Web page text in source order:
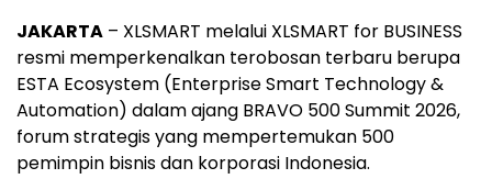
JAKARTA – XLSMART melalui XLSMART for BUSINESS
resmi memperkenalkan terobosan terbaru berupa
ESTA Ecosystem (Enterprise Smart Technology &
Automation) dalam ajang BRAVO 500 Summit 2026,
forum strategis yang mempertemukan 500
pemimpin bisnis dan korporasi Indonesia.